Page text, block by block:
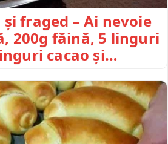
și fraged – Ai nevoie
200g făină, 5 linguri
cacao și…